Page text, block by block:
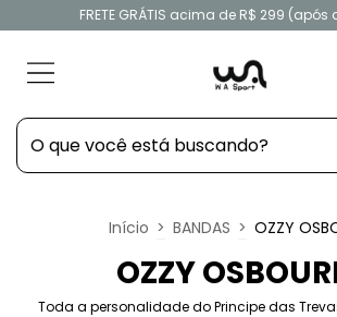
FRETE GRÁTIS acima de R$ 299
Início > BANDAS > OZZY
OZZY
Toda a personalidade do Principe das